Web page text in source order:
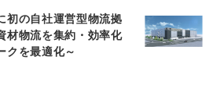
初の自社運営型物流拠
材物流を集約・効率化
クを最適化～